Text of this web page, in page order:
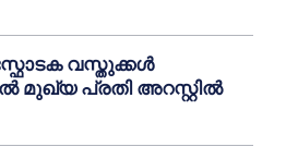
വസ്തുക്കള്‍
മുഖ‍്യ പ്രതി അറസ്റ്റില്‍